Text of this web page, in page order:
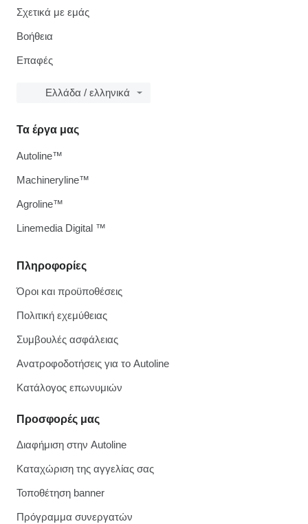
Σχετικά με εμάς
Βοήθεια
Επαφές
Ελλάδα / ελληνικά
Πληροφορίες
Όροι και προϋποθέσεις
Πολιτική εχεμύθειας
Συμβουλές ασφάλειας
Ανατροφοδοτήσεις για το Autoline
Κατάλογος επωνυμιών
Προσφορές μας
Διαφήμιση στην Autoline
Καταχώριση της αγγελίας σας
Τοποθέτηση banner
Πρόγραμμα συνεργατών
Τα έργα μας
Autoline™
Machineryline™
Agroline™
Linemedia Digital ™